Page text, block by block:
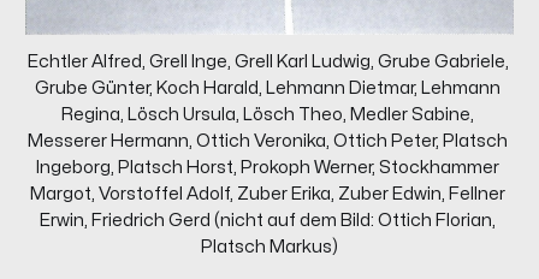
Echtler Alfred, Grell Inge, Grell Karl Ludwig, Grube Gabriele,
Grube Günter, Koch Harald, Lehmann Dietmar, Lehmann
Regina, Lösch Ursula, Lösch Theo, Medler Sabine,
Messerer Hermann, Ottich Veronika, Ottich Peter, Platsch
Ingeborg, Platsch Horst, Prokoph Werner, Stockhammer
Margot, Vorstoffel Adolf, Zuber Erika, Zuber Edwin, Fellner
Erwin, Friedrich Gerd (nicht auf dem Bild: Ottich Florian,
Platsch Markus)